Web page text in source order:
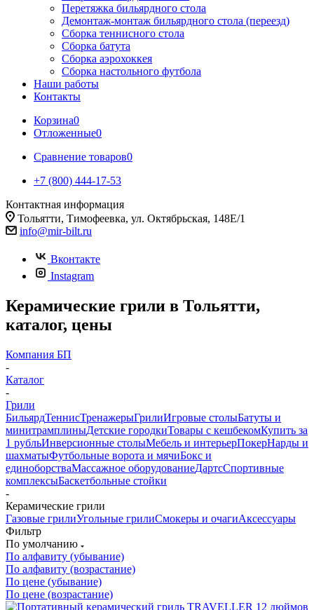
Перетяжка бильярдного стола
Демонтаж-монтаж бильярдного стола (переезд)
Сборка теннисного стола
Сборка батута
Сборка аэрохоккея
Сборка настольного футбола
Наши работы
Контакты
Корзина0
Отложенные0
Сравнение товаров0
+7 (800) 444-17-53
Контактная информация
Тольятти, Тимофеевка, ул. Октябрьская, 148Е/1
info@mir-bilt.ru
Вконтакте
Instagram
Керамические грили в Тольятти,
каталог, цены
Компания БП
-
Каталог
-
Грили
БильярдТеннисТренажерыГрилиИгровые столыБатуты и
минитрамплиныДетские городкиТовары с кешбекомКупить за
1 рубльИнверсионные столыМебель и интерьерПокерНарды и
шахматыФутбольные ворота и мячиБокс и
единоборстваМассажное оборудованиеДартсСпортивные
комплексыБаскетбольные стойки
-
Керамические грили
Газовые грилиУгольные грилиСмокеры и очагиАксессуары
Фильтр
По умолчанию
По алфавиту (убывание)
По алфавиту (возрастание)
По цене (убывание)
По цене (возрастание)